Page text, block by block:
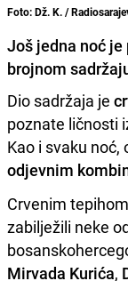
Foto: Dž. K. /
Još jedna noć
brojnom
Dio sadržaja je
poznate ličnosti
Kao i svaku noć,
odjevnim
Crvenim
zabilježili neke
Mirvada Kurića,